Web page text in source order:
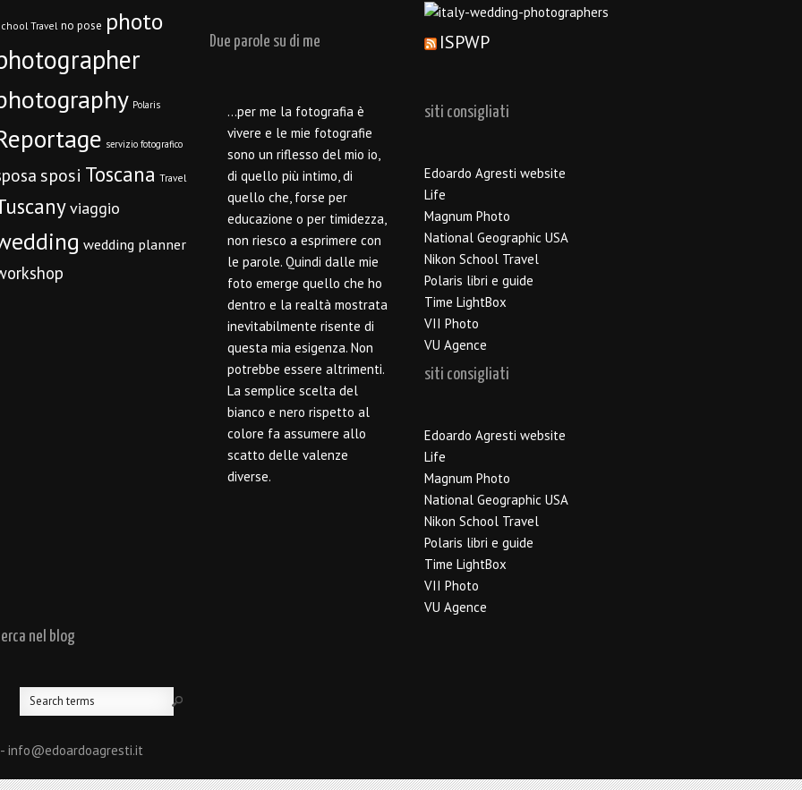
Travel no pose photo
Polaris
servizio fotografico
sposi Toscana Travel
viaggio
wedding planner
Due parole su di me
…per me la fotografia è
vivere e le mie fotografie
sono un riflesso del mio io,
di quello più intimo, di
quello che, forse per
educazione o per timidezza,
non riesco a esprimere con
le parole. Quindi dalle mie
foto emerge quello che ho
dentro e la realtà mostrata
inevitabilmente risente di
questa mia esigenza. Non
potrebbe essere altrimenti.
La semplice scelta del
bianco e nero rispetto al
colore fa assumere allo
scatto delle valenze
diverse.
ISPWP
siti consigliati
Edoardo Agresti website
Life
Magnum Photo
National Geographic USA
Nikon School Travel
Polaris libri e guide
Time LightBox
VII Photo
VU Agence
siti consigliati
Edoardo Agresti website
Life
Magnum Photo
National Geographic USA
Nikon School Travel
Polaris libri e guide
Time LightBox
VII Photo
VU Agence
nel blog
info@edoardoagresti.it